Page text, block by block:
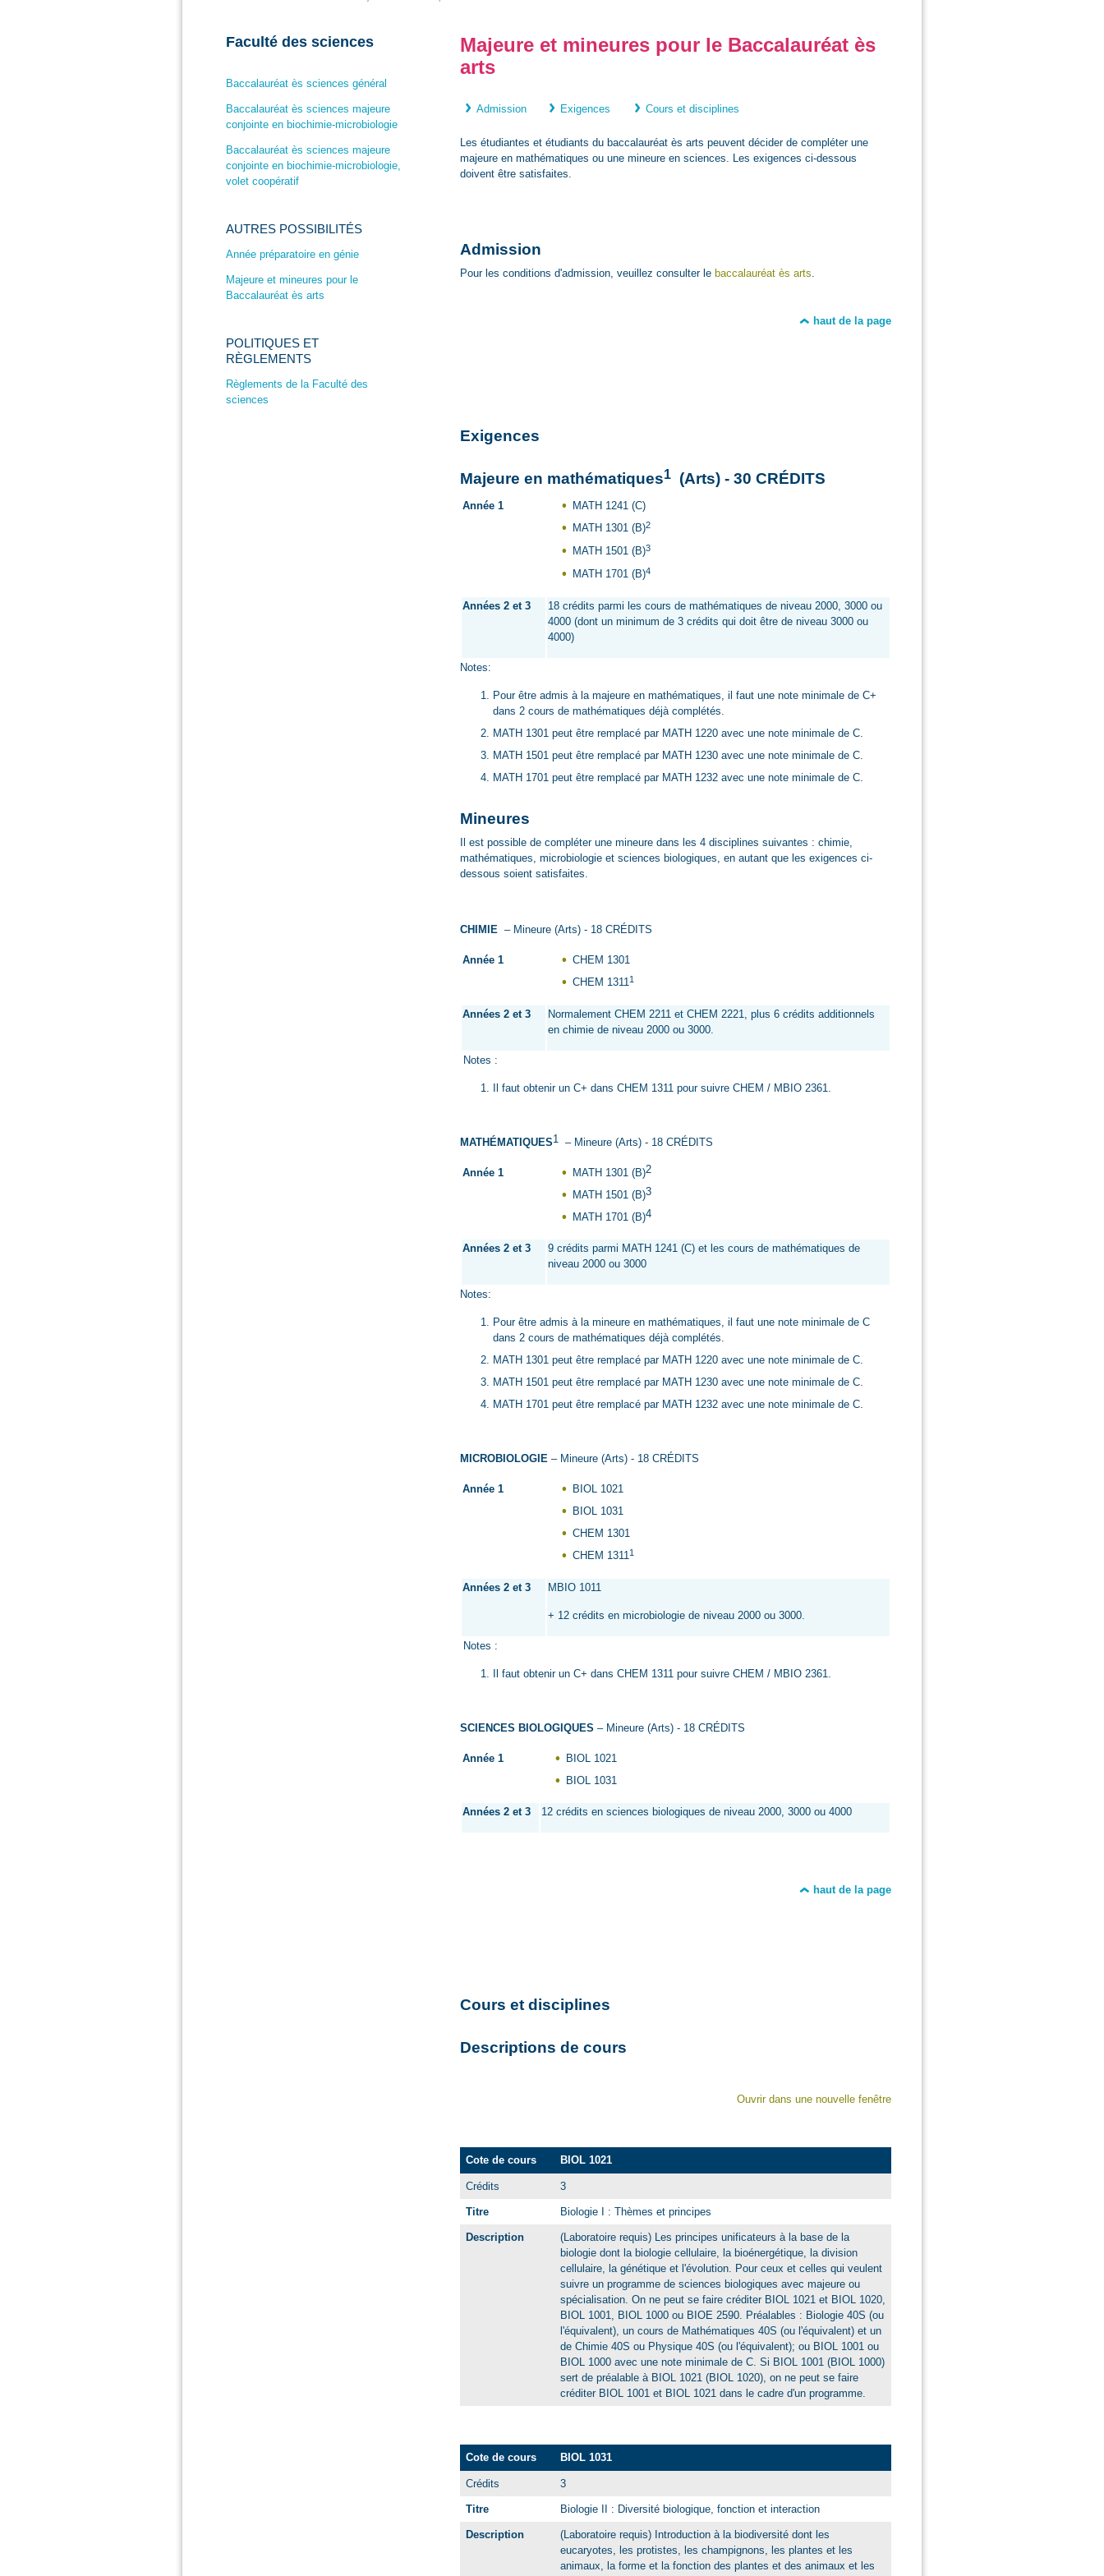
Faculté des sciences
Baccalauréat ès sciences général
Baccalauréat ès sciences majeure
conjointe en biochimie-microbiologie
Baccalauréat ès sciences majeure
conjointe en biochimie-microbiologie,
volet coopératif
AUTRES POSSIBILITÉS
Année préparatoire en génie
Majeure et mineures pour le
Baccalauréat ès arts
POLITIQUES ET
RÈGLEMENTS
Règlements de la Faculté des
sciences
Majeure et mineures pour le Baccalauréat ès
arts
Admission Exigences Cours et disciplines
Les étudiantes et étudiants du baccalauréat ès arts peuvent décider de compléter une
majeure en mathématiques ou une mineure en sciences. Les exigences ci-dessous
doivent être satisfaites.
Admission
Pour les conditions d'admission, veuillez consulter le baccalauréat ès arts.
haut de la page
Exigences
Majeure en mathématiques1 (Arts) - 30 CRÉDITS
Année 1
MATH 1241 (C)
MATH 1301 (B)2
MATH 1501 (B)3
MATH 1701 (B)4
Années 2 et 3
18 crédits parmi les cours de mathématiques de niveau 2000, 3000 ou
4000 (dont un minimum de 3 crédits qui doit être de niveau 3000 ou
4000)
Notes:
Pour être admis à la majeure en mathématiques, il faut une note minimale de C+
dans 2 cours de mathématiques déjà complétés.
MATH 1301 peut être remplacé par MATH 1220 avec une note minimale de C.
MATH 1501 peut être remplacé par MATH 1230 avec une note minimale de C.
MATH 1701 peut être remplacé par MATH 1232 avec une note minimale de C.
Mineures
Il est possible de compléter une mineure dans les 4 disciplines suivantes : chimie,
mathématiques, microbiologie et sciences biologiques, en autant que les exigences ci-
dessous soient satisfaites.
CHIMIE – Mineure (Arts) - 18 CRÉDITS
Année 1
CHEM 1301
CHEM 13111
Années 2 et 3
Normalement CHEM 2211 et CHEM 2221, plus 6 crédits additionnels
en chimie de niveau 2000 ou 3000.
Notes :
Il faut obtenir un C+ dans CHEM 1311 pour suivre CHEM / MBIO 2361.
MATHÉMATIQUES1 – Mineure (Arts) - 18 CRÉDITS
Année 1 MATH 1301 (B)2
MATH 1501 (B)3
MATH 1701 (B)4
Années 2 et 3
9 crédits parmi MATH 1241 (C) et les cours de mathématiques de
niveau 2000 ou 3000
Notes:
Pour être admis à la mineure en mathématiques, il faut une note minimale de C
dans 2 cours de mathématiques déjà complétés.
MATH 1301 peut être remplacé par MATH 1220 avec une note minimale de C.
MATH 1501 peut être remplacé par MATH 1230 avec une note minimale de C.
MATH 1701 peut être remplacé par MATH 1232 avec une note minimale de C.
MICROBIOLOGIE – Mineure (Arts) - 18 CRÉDITS
Année 1
BIOL 1021
BIOL 1031
CHEM 1301
CHEM 13111
Années 2 et 3 MBIO 1011
+ 12 crédits en microbiologie de niveau 2000 ou 3000.
Notes :
Il faut obtenir un C+ dans CHEM 1311 pour suivre CHEM / MBIO 2361.
SCIENCES BIOLOGIQUES – Mineure (Arts) - 18 CRÉDITS
Année 1
BIOL 1021
BIOL 1031
Années 2 et 3 12 crédits en sciences biologiques de niveau 2000, 3000 ou 4000
haut de la page
Cours et disciplines
Descriptions de cours
Ouvrir dans une nouvelle fenêtre
Cote de cours BIOL 1021
Crédits 3
Titre Biologie I : Thèmes et principes
Description
(Laboratoire requis) Les principes unificateurs à la base de la
biologie dont la biologie cellulaire, la bioénergétique, la division
cellulaire, la génétique et l'évolution. Pour ceux et celles qui veulent
suivre un programme de sciences biologiques avec majeure ou
spécialisation. On ne peut se faire créditer BIOL 1021 et BIOL 1020,
BIOL 1001, BIOL 1000 ou BIOE 2590. Préalables : Biologie 40S (ou
l'équivalent), un cours de Mathématiques 40S (ou l'équivalent) et un
de Chimie 40S ou Physique 40S (ou l'équivalent); ou BIOL 1001 ou
BIOL 1000 avec une note minimale de C. Si BIOL 1001 (BIOL 1000)
sert de préalable à BIOL 1021 (BIOL 1020), on ne peut se faire
créditer BIOL 1001 et BIOL 1021 dans le cadre d'un programme.
Cote de cours BIOL 1031
Crédits 3
Titre Biologie II : Diversité biologique, fonction et interaction
Description
(Laboratoire requis) Introduction à la biodiversité dont les
eucaryotes, les protistes, les champignons, les plantes et les
animaux, la forme et la fonction des plantes et des animaux et les